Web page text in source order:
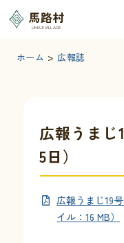
馬路村
UMAJI VILLAGE
ホーム > 広報誌
広報うまじ
5日）
広報うまじ19
イル：16 MB）
観光
文字サイズ